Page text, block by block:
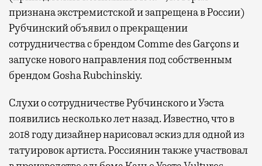
признана экстремистской и запрещена в России)
Рубчинский объявил о прекращении
сотрудничества с брендом Comme des Garçons и
запуске нового направления под собственным
брендом Gosha Rubchinskiy.
Слухи о сотрудничестве Рубчинского и Уэста
появились несколько лет назад. Известно, что в
2018 году дизайнер нарисовал эскиз для одной из
татуировок артиста. Россиянин также участвовал